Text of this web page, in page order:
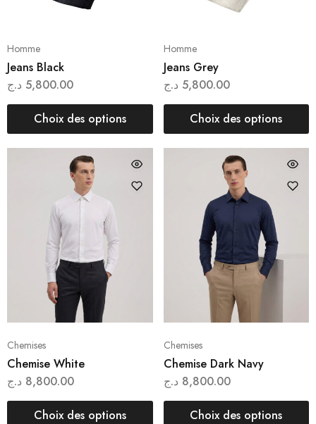
Homme
Jeans Black
5,800.00 د.ج
Choix des options
Homme
Jeans Grey
5,800.00 د.ج
Choix des options
Chemises
Chemise White
8,800.00 د.ج
Choix des options
Chemises
Chemise Dark Navy
8,800.00 د.ج
Choix des options